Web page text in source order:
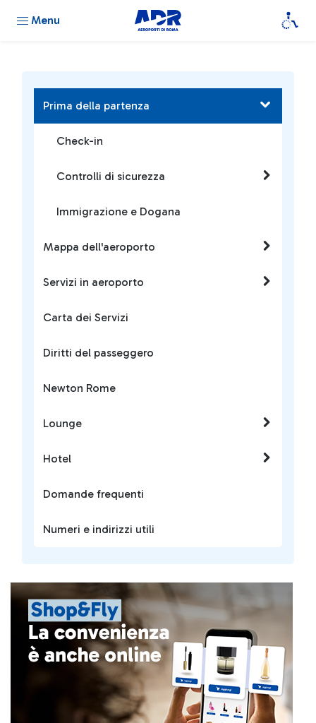
Menu
Prima della partenza
Check-in
Controlli di sicurezza
Immigrazione e Dogana
Mappa dell'aeroporto
Servizi in aeroporto
Carta dei Servizi
Diritti del passeggero
Newton Rome
Lounge
Hotel
Domande frequenti
Numeri e indirizzi utili